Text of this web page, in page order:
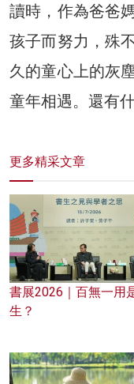
讀時，作為爸爸
孩子而努力，殊
久的童心上的灰
童年相遇。還有
更多精采文章
書展2026｜百無一用
生？